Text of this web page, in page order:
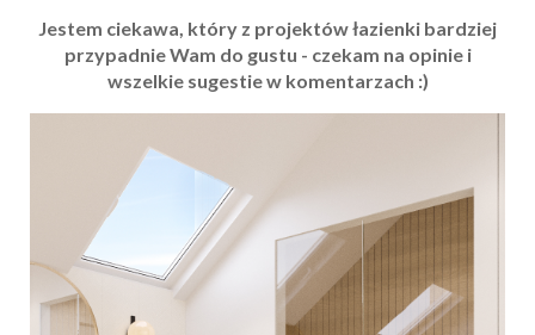
Jestem ciekawa, który z projektów łazienki bardziej
przypadnie Wam do gustu - czekam na opinie i
wszelkie sugestie w komentarzach :)